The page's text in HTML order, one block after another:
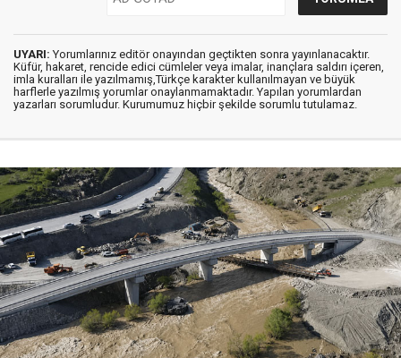
UYARI: Yorumlarınız editör onayından geçtikten sonra yayınlanacaktır.
Küfür, hakaret, rencide edici cümleler veya imalar, inançlara saldırı içeren,
imla kuralları ile yazılmamış,Türkçe karakter kullanılmayan ve büyük
harflerle yazılmış yorumlar onaylanmamaktadır. Yapılan yorumlardan
yazarları sorumludur. Kurumumuz hiçbir şekilde sorumlu tutulamaz.